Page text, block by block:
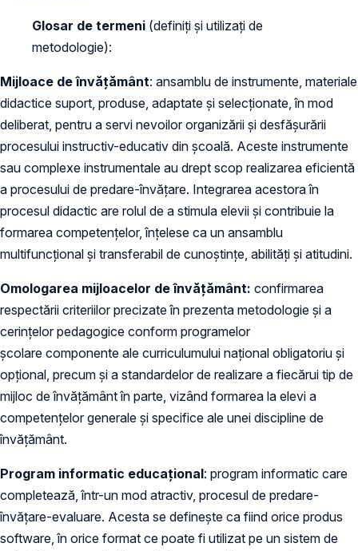
Glosar de termeni (definiți și utilizați de
metodologie):
Mijloace de învățământ: ansamblu de instrumente, materiale
didactice suport, produse, adaptate și selecționate, în mod
deliberat, pentru a servi nevoilor organizării și desfășurării
procesului instructiv-educativ din școală. Aceste instrumente
sau complexe instrumentale au drept scop realizarea eficientă
a procesului de predare-învățare. Integrarea acestora în
procesul didactic are rolul de a stimula elevii și contribuie la
formarea competențelor, înțelese ca un ansamblu
multifuncțional și transferabil de cunoștințe, abilități și atitudini.
Omologarea mijloacelor de învățământ: confirmarea
respectării criteriilor precizate în prezenta metodologie și a
cerințelor pedagogice conform programelor
școlare componente ale curriculumului național obligatoriu și
opțional, precum și a standardelor de realizare a fiecărui tip de
mijloc de învățământ în parte, vizând formarea la elevi a
competențelor generale și specifice ale unei discipline de
învățământ.
Program informatic educațional: program informatic care
completează, într-un mod atractiv, procesul de predare-
învățare-evaluare. Acesta se definește ca fiind orice produs
software, în orice format ce poate fi utilizat pe un sistem de